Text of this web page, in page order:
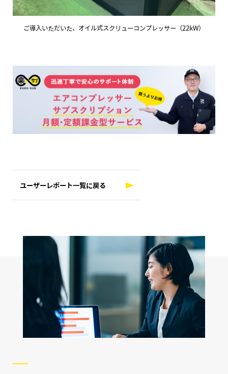
ご導入いただいた、オイル式スクリューコンプレッサー（22kW）
ユーザーレポート一覧に戻る